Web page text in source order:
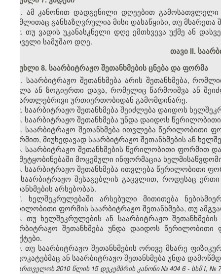
1. ამ კანონით დადგენილი დღეებით
რომლითაც განსაზღვრულია მისი დასაწყისი, თუ
2. თუ ვადის უკანასკნელი დღე ემთხვევა უქმე ან
პირველი სამუშაო დღე.
თავი II.
მუხლი 8. საარბიტრაჟო შეთანხმების ცნება და ფორმა
1. საარბიტრაჟო შეთანხმება არის შეთანხმება,
ყველა ან ზოგიერთი დავა, რომელიც წარმოიშვა ან
სამართლებრივი ურთიერთობიდან გამომდინარე.
2. საარბიტრაჟო შეთანხმება შეიძლება დაიდოს
3. საარბიტრაჟო შეთანხმება უნდა დაიდოს
4. საარბიტრაჟო შეთანხმება ითვლება წერილობითი
ფორმით, მიუხედავად საარბიტრაჟო შეთანხმების ან
5. საარბიტრაჟო შეთანხმების წერილობითი ფორმით
თუ შეტყობინებაში მოცემული ინფორმაცია
6. საარბიტრაჟო შეთანხმება ითვლება წერილობითი
და საარბიტრაჟო შესაგებლის გაცვლით, როდესაც
შეთანხმების არსებობას.
7. ხელშეკრულებაში არსებული მითითება
წერილობითი ფორმის საარბიტრაჟო შეთანხმება, თუ
8. თუ ხელშეკრულების ან საარბიტრაჟო
საარბიტრაჟო შეთანხმება უნდა დაიდოს
პუნქტები.
9. თუ საარბიტრაჟო შეთანხმების ორივე მხარე
ადვოკატებმაც ან საარბიტრაჟო შეთანხმება უნდა
საქართველოს 2010 წლის 15 დეკემბრის კანონი № 404 6 - სსმ I, № 7